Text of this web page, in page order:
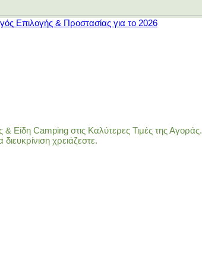
Επιλογής & Προστασίας για το 2026
Είδη Camping στις Καλύτερες Τιμές της Αγοράς.
χρειάζεστε.